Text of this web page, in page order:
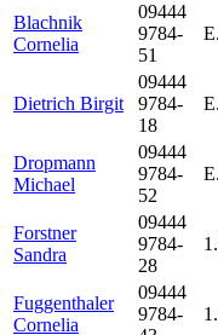
Blachnik
Cornelia
09444
9784-
51
Dietrich Birgit
09444
9784-
18
Dropmann
Michael
09444
9784-
52
Forstner
Sandra
09444
9784-
28
Fuggenthaler
Cornelia
09444
9784-